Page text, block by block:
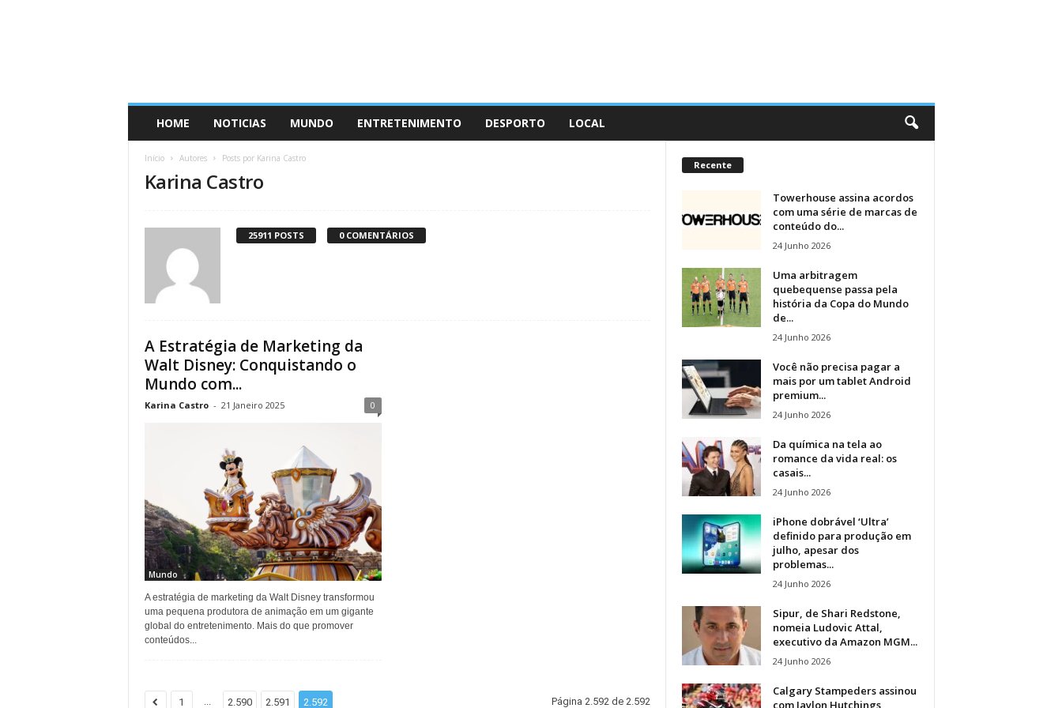
HOME NOTICIAS MUNDO ENTRETENIMENTO DESPORTO LOCAL
Início Autores Posts por Karina Castro
Karina Castro
25911 POSTS 0 COMENTÁRIOS
A Estratégia de Marketing da
Walt Disney: Conquistando o
Mundo com...
Karina Castro - 21 Janeiro 2025 0
Mundo
A estratégia de marketing da Walt Disney transformou
uma pequena produtora de animação em um gigante
global do entretenimento. Mais do que promover
conteúdos...
1 2.590 2.591 2.592 Página 2.592 de 2.592
Recente
Towerhouse assina acordos
com uma série de marcas de
conteúdo do...
24 Junho 2026
Uma arbitragem
quebequense passa pela
história da Copa do Mundo
de...
24 Junho 2026
Você não precisa pagar a
mais por um tablet Android
premium...
24 Junho 2026
Da química na tela ao
romance da vida real: os
casais...
24 Junho 2026
iPhone dobrável ‘Ultra’
definido para produção em
julho, apesar dos
problemas...
24 Junho 2026
Sipur, de Shari Redstone,
nomeia Ludovic Attal,
executivo da Amazon MGM...
24 Junho 2026
Calgary Stampeders assinou
com Jaylon Hutchings,